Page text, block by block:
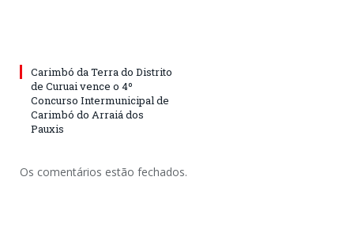
Carimbó da Terra do Distrito
de Curuai vence o 4º
Concurso Intermunicipal de
Carimbó do Arraiá dos
Pauxis
Os comentários estão fechados.